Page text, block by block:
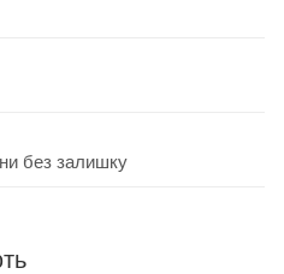
без залишку